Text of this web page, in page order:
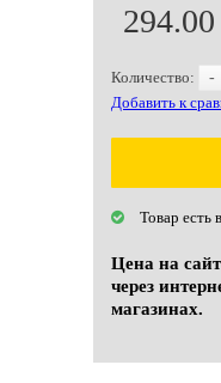
Количество: -
Добавить к
Товар есть
Цена на
через
магазинах.